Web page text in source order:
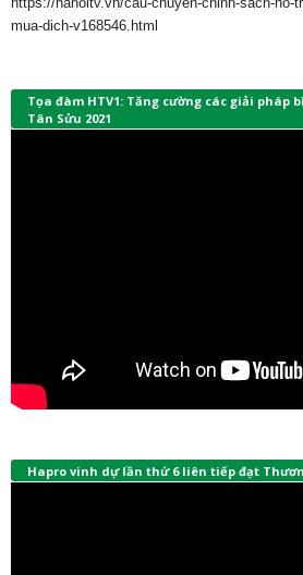
mua-dich-v168546.html
Tọa đàm HTV1: Tăng cường các giải pháp
Tân Sửu 2021
Hapro vinh dự lần thứ 6 liên tiếp đạt